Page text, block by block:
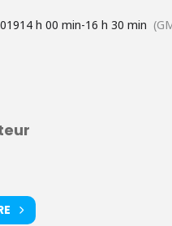
14 h 00 min-16 h 30 min